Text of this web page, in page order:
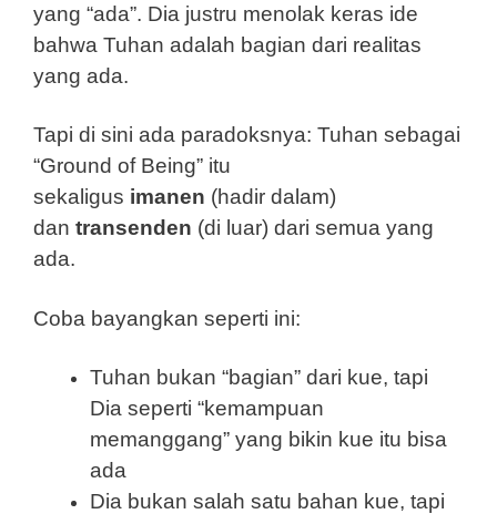
yang “ada”. Dia justru menolak keras ide
bahwa Tuhan adalah bagian dari realitas
yang ada.
Tapi di sini ada paradoksnya: Tuhan sebagai
“Ground of Being” itu
sekaligus imanen (hadir dalam)
dan transenden (di luar) dari semua yang
ada.
Coba bayangkan seperti ini:
Tuhan bukan “bagian” dari kue, tapi
Dia seperti “kemampuan
memanggang” yang bikin kue itu bisa
ada
Dia bukan salah satu bahan kue, tapi